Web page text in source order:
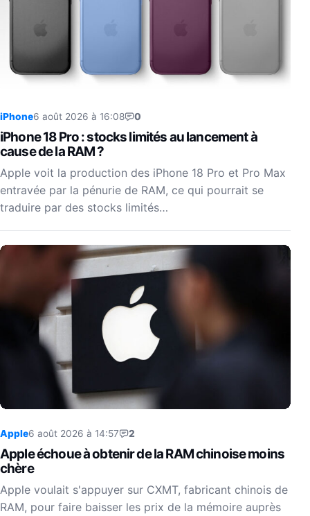
iPhone6 août 2026 à 16:08 0
iPhone 18 Pro : stocks limités au lancement à
cause de la RAM ?
Apple voit la production des iPhone 18 Pro et Pro Max
entravée par la pénurie de RAM, ce qui pourrait se
traduire par des stocks limités…
Apple6 août 2026 à 14:57 2
Apple échoue à obtenir de la RAM chinoise moins
chère
Apple voulait s'appuyer sur CXMT, fabricant chinois de
RAM, pour faire baisser les prix de la mémoire auprès